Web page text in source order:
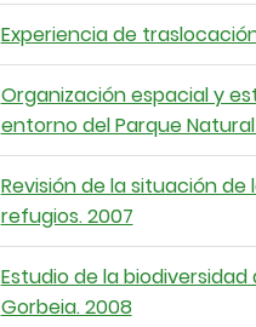
Experiencia de
Organización espacial y
entorno del Parque
Revisión de la situación
refugios. 2007
Estudio de la
Gorbeia. 2008